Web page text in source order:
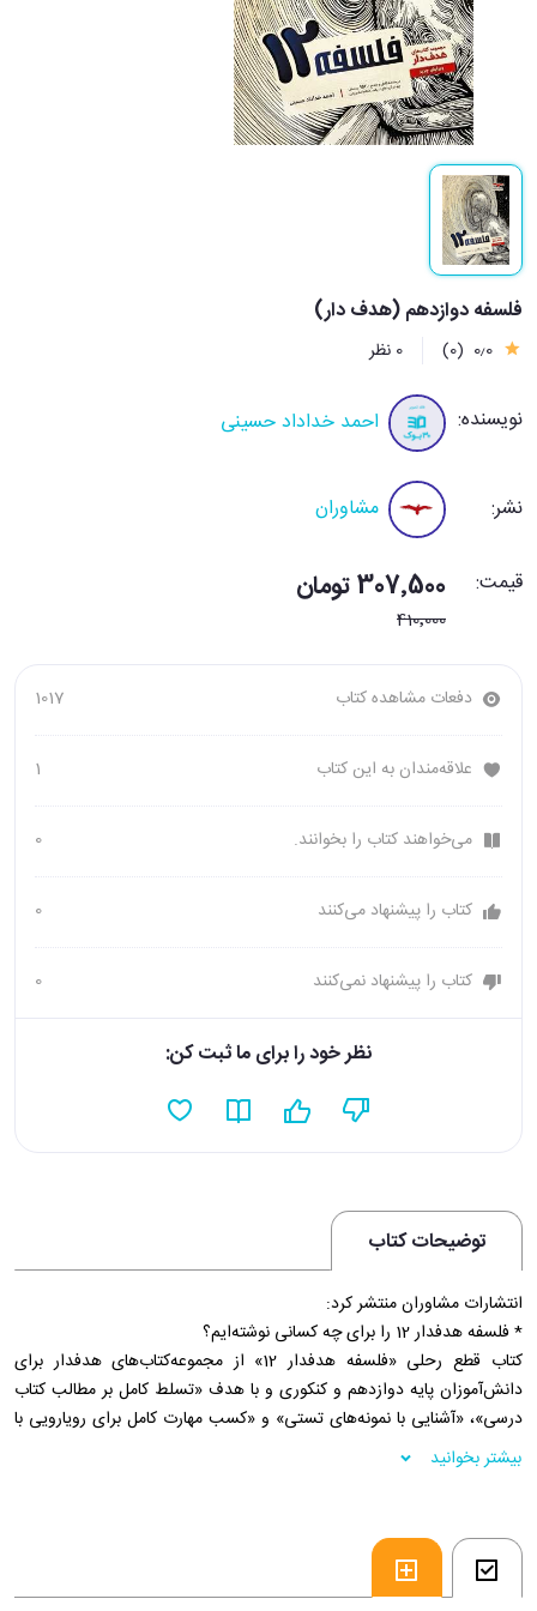
فلسفه دوازدهم (هدف دار)
0٫0 (0) 0 نظر
نویسنده: احمد خداداد حسینی
نشر: مشاوران
قیمت: 307٬500 تومان
410٬000
دفعات مشاهده کتاب 1017
علاقه‌مندان به این کتاب 1
می‌خواهند کتاب را بخوانند. 0
کتاب را پیشنهاد می‌کنند 0
کتاب را پیشنهاد نمی‌کنند 0
نظر خود را برای ما ثبت کن:
توضیحات کتاب
انتشارات مشاوران منتشر کرد:
* فلسفه هدفدار 12 را برای چه کسانی نوشته‌ایم؟
کتاب قطع رحلی «فلسفه هدفدار 12» از مجموعه‌کتاب‌های هدفدار برای
دانش‌آموزان پایه دوازدهم و کنکوری و با هدف «تسلط کامل بر مطالب کتاب
درسی»، «آشنایی با نمونه‌های تستی» و «کسب مهارت کامل برای رویارویی با
سؤالات کنکور درس فلسفه» در تمامی ایام سال تألیف شده است.
* فلسفه هدفدار 12 را با این اهداف بخوانید:
«تسلط کامل بر ساختارهای تستی و نکات کنکوری هر درس» تألیف شده و
به‌عنوان منبع اصلی دانش‌آموزان پایه دوازدهم در بخش فلسفه شناخته
می‌شود.
بیشتر بخوانید